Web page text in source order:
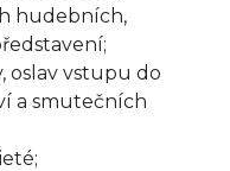
hudebních,
oslav vstupu do
a smutečních